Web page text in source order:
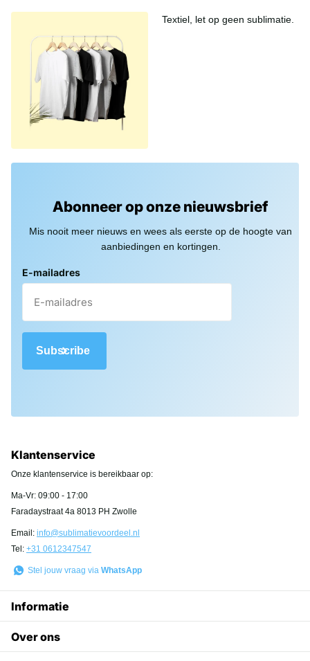
Textiel, let op geen sublimatie.
Abonneer op onze nieuwsbrief
Mis nooit meer nieuws en wees als eerste op de hoogte van
aanbiedingen en kortingen.
E-mailadres
Subscribe
Klantenservice
Onze klantenservice is bereikbaar op:
Ma-Vr: 09:00 - 17:00
Faradaystraat 4a 8013 PH Zwolle
Email: info@sublimatievoordeel.nl
Tel: +31 0612347547
Stel jouw vraag via WhatsApp
Informatie
Over ons